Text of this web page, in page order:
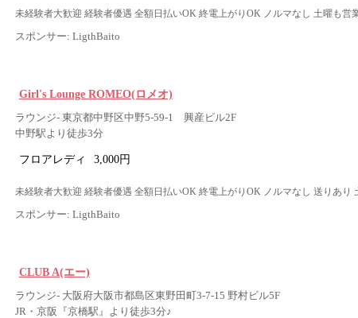
未経験者大歓迎 経験者優遇 全額日払いOK 終電上がりOK ノルマなし 土曜も営
スポンサー: LigthBaito
Girl's Lounge ROMEO(ロメオ)
ラウンジ- 東京都中野区中野5-59-1 興産ビル2F
中野駅より徒歩3分
フロアレディ 3,000円
未経験者大歓迎 経験者優遇 全額日払いOK 終電上がりOK ノルマなし 送りあ
スポンサー: LigthBaito
CLUB A(エー)
ラウンジ- 大阪府大阪市都島区東野田町3-7-15 野村ビル5F
JR・京阪『京橋駅』より徒歩3分♪